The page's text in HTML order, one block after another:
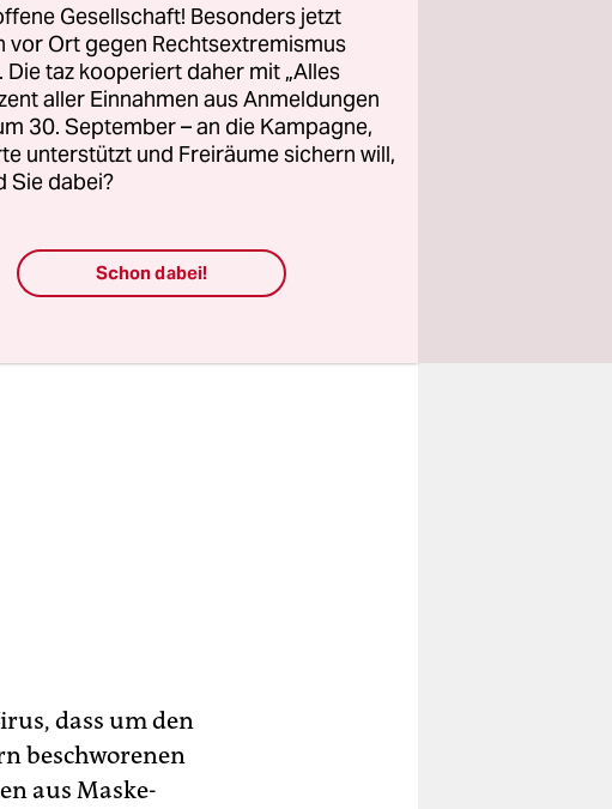
gegeben,
Platz zu
von Glück
bekannt, dass
zu
dass um den
beschworenen
aus Maske-
Gesellschaft! Besonders jetzt
vor Ort gegen Rechtsextremismus
taz kooperiert daher mit „Alles
aller Einnahmen aus Anmeldungen
30. September – an die Kampagne,
unterstützt und Freiräume sichern will,
Sie dabei?
Schon dabei!